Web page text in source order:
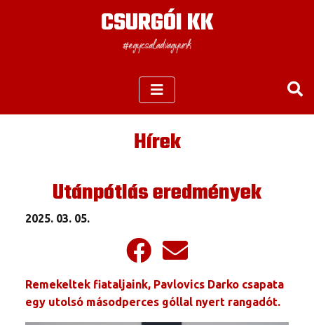
CSURGÓI KK
Hírek
Utánpótlás eredmények
2025. 03. 05.
Remekeltek fiataljaink, Pavlovics Darko csapata
egy utolsó másodperces góllal nyert rangadót.